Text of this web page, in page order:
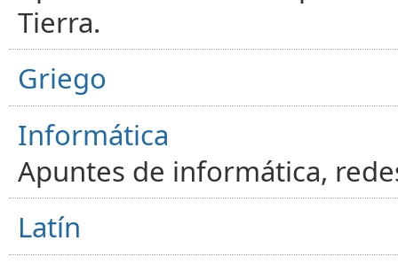
Tierra.
Griego
Informática
Apuntes de informática,
Latín